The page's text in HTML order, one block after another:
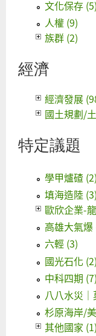
文化保存 (5)
人權 (9)
族群 (2)
經濟
經濟發展
國土規劃/
特定議題
學甲爐碴 (2)
填海造陸 (3)
歐欣企業-
高雄大氣爆
六輕 (3)
國光石化 (2)
中科四期 (7)
八八水災
杉原海岸/
其他國家 (1)